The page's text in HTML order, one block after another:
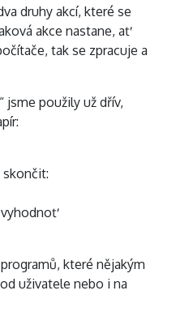
druhy akcí, které se
akce nastane, ať
tak se zpracuje a
jsme použily už dřív,
skončit:
které nějakým
uživatele nebo i na